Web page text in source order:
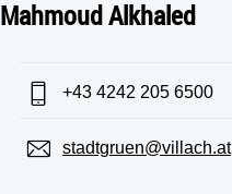
Mahmoud Alkhaled
Telefon:
+43 4242 205 6500
E-Mail:
stadtgruen@villach.at